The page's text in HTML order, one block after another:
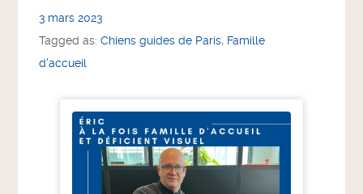
3 mars 2023
Tagged as:Chiens guides de Paris, Famille
d'accueil